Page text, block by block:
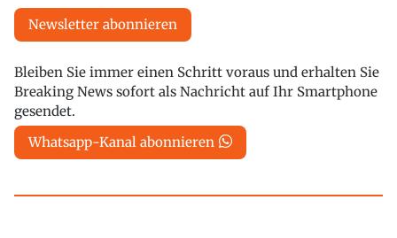
Newsletter abonnieren
Bleiben Sie immer einen Schritt voraus und erhalten Sie
Breaking News sofort als Nachricht auf Ihr Smartphone
gesendet.
Whatsapp-Kanal abonnieren